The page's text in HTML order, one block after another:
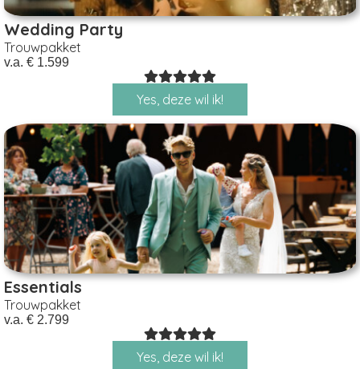
Wedding Party
Trouwpakket
v.a. € 1.599
Yes, deze wil ik!
Essentials
Trouwpakket
v.a. € 2.799
Yes, deze wil ik!